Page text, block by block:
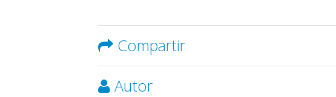
Compartir
Autor